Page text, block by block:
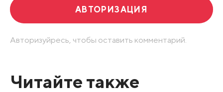
АВТОРИЗАЦИЯ
Авторизуйресь, чтобы оставить комментарий.
Читайте также